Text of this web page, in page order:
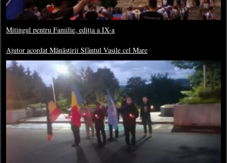
Mitingul pentru Familie, ediția a IX-a
Ajutor acordat Mănăstirii Sfântul Vasile cel Mare